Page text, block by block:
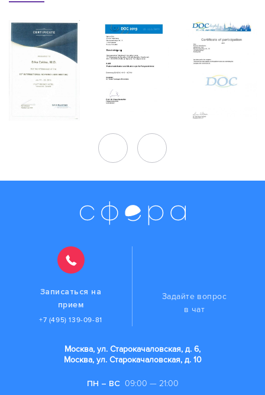
Записаться на
прием
+7 (495) 139-09-81
Задайте вопрос
в чат
Москва, ул. Старокачаловская, д. 6,
Москва, ул. Старокачаловская, д. 10
ПН – ВС 09:00 — 21:00